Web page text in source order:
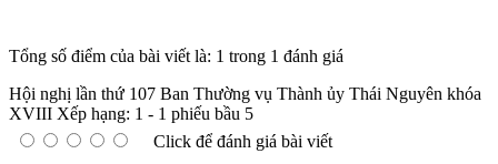
Tổng số điểm của bài viết là: 1 trong 1 đánh giá
Hội nghị lần thứ 107 Ban Thường vụ Thành ủy Thái Nguyên khóa
XVIII Xếp hạng: 1 - 1 phiếu bầu 5
Click để đánh giá bài viết